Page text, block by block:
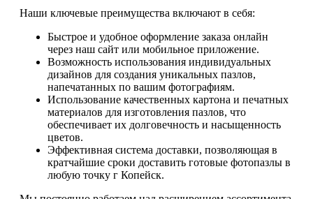
Наши ключевые преимущества включают в себя:
Быстрое и удобное оформление заказа онлайн
через наш сайт или мобильное приложение.
Возможность использования индивидуальных
дизайнов для создания уникальных пазлов,
напечатанных по вашим фотографиям.
Использование качественных картона и печатных
материалов для изготовления пазлов, что
обеспечивает их долговечность и насыщенность
цветов.
Эффективная система доставки, позволяющая в
кратчайшие сроки доставить готовые фотопазлы в
любую точку г Копейск.